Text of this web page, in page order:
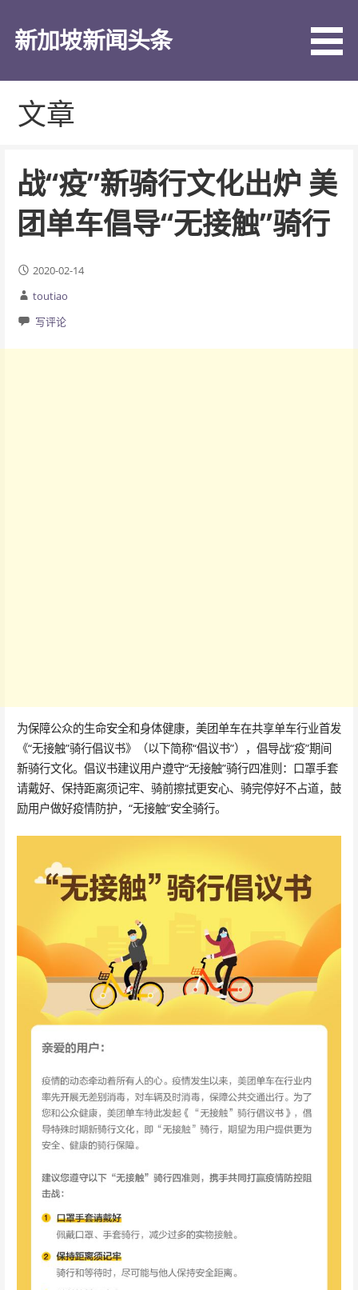
新加坡新闻头条
文章
战“疫”新骑行文化出炉 美
团单车倡导“无接触”骑行
2020-02-14
toutiao
写评论
为保障公众的生命安全和身体健康，美团单车在共享单车行业首发
《“无接触”骑行倡议书》（以下简称“倡议书”），倡导战“疫”期间
新骑行文化。倡议书建议用户遵守“无接触”骑行四准则：口罩手套
请戴好、保持距离须记牢、骑前擦拭更安心、骑完停好不占道，鼓
励用户做好疫情防护，“无接触”安全骑行。